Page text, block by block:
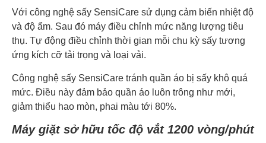
Với công nghệ sấy SensiCare sử dụng cảm biến nhiệt độ
và độ ẩm. Sau đó máy điều chỉnh mức năng lượng tiêu
thụ. Tự động điều chỉnh thời gian mỗi chu kỳ sấy tương
ứng kích cỡ tải trọng và loại vải.
Công nghệ sấy SensiCare tránh quần áo bị sấy khô quá
mức. Điều này đảm bảo quần áo luôn trông như mới,
giảm thiểu hao mòn, phai màu tới 80%.
Máy giặt sở hữu tốc độ vắt 1200 vòng/phút